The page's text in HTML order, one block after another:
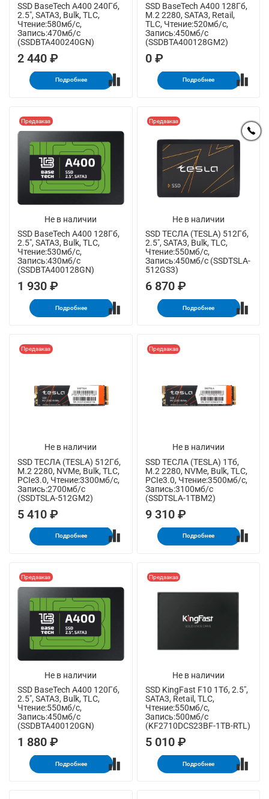
SSD BaseTech A400 240Гб,
2.5", SATA3, Bulk, TLC,
Чтение:580мб/с,
Запись:470мб/с
(SSDBTA400240GN)
2 440 ₽
Подробнее
SSD BaseTech A400 128Гб,
M.2 2280, SATA3, Retail,
TLC, Чтение:520мб/с,
Запись:450мб/с
(SSDBTA400128GM2)
0 ₽
Подробнее
Не в наличии
Предзаказ
SSD BaseTech A400 128Гб,
2.5", SATA3, Bulk, TLC,
Чтение:530мб/с,
Запись:430мб/с
(SSDBTA400128GN)
1 930 ₽
Подробнее
Не в наличии
Предзаказ
SSD ТЕСЛА (TESLA) 512Гб,
2.5", SATA3, Bulk, TLC,
Чтение:550мб/с,
Запись:450мб/с (SSDTSLA-
512GS3)
6 870 ₽
Подробнее
Не в наличии
Предзаказ
SSD ТЕСЛА (TESLA) 512Гб,
M.2 2280, NVMe, Bulk, TLC,
PCIe3.0, Чтение:3300мб/с,
Запись:2700мб/с
(SSDTSLA-512GM2)
5 410 ₽
Подробнее
Не в наличии
Предзаказ
SSD ТЕСЛА (TESLA) 1Тб,
M.2 2280, NVMe, Bulk, TLC,
PCIe3.0, Чтение:3500мб/с,
Запись:3100мб/с
(SSDTSLA-1TBM2)
9 310 ₽
Подробнее
Не в наличии
Предзаказ
SSD BaseTech A400 120Гб,
2.5", SATA3, Bulk, TLC,
Чтение:550мб/с,
Запись:450мб/с
(SSDBTA400120GN)
1 880 ₽
Подробнее
Не в наличии
Предзаказ
SSD KingFast F10 1Тб, 2.5",
SATA3, Retail, TLC,
Чтение:550мб/с,
Запись:500мб/с
(KF2710DCS23BF-1TB-RTL)
5 010 ₽
Подробнее